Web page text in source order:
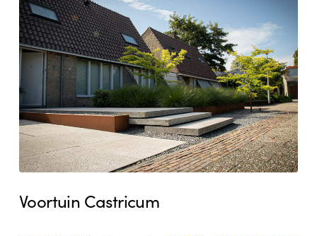
Castricum
Voortuin Castricum